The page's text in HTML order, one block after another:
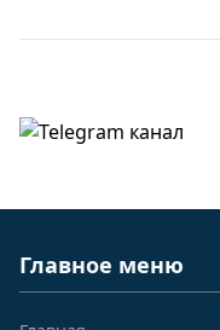
Главное меню